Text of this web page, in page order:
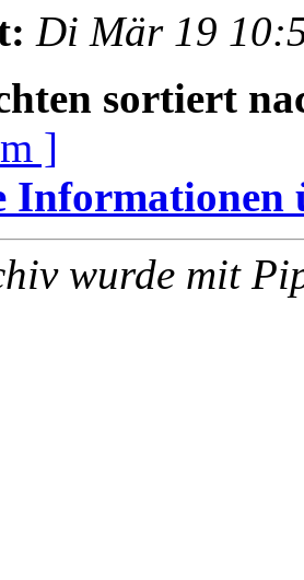
Di Mär 19
sortiert
]
Informationen
wurde mit